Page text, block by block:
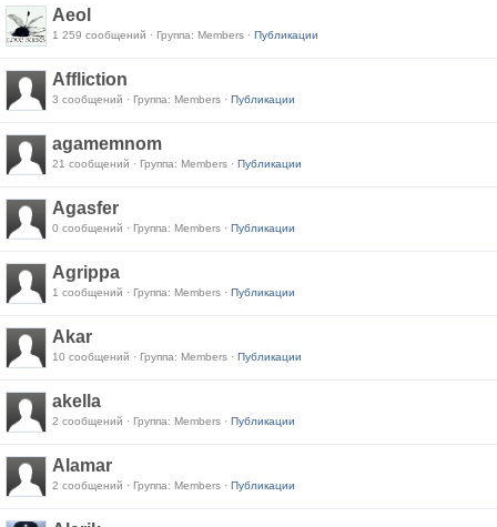
Aeol
1 259 сообщений · Группа: Members · Публикации
Affliction
3 сообщений · Группа: Members · Публикации
agamemnom
21 сообщений · Группа: Members · Публикации
Agasfer
0 сообщений · Группа: Members · Публикации
Agrippa
1 сообщений · Группа: Members · Публикации
Akar
10 сообщений · Группа: Members · Публикации
akella
2 сообщений · Группа: Members · Публикации
Alamar
2 сообщений · Группа: Members · Публикации